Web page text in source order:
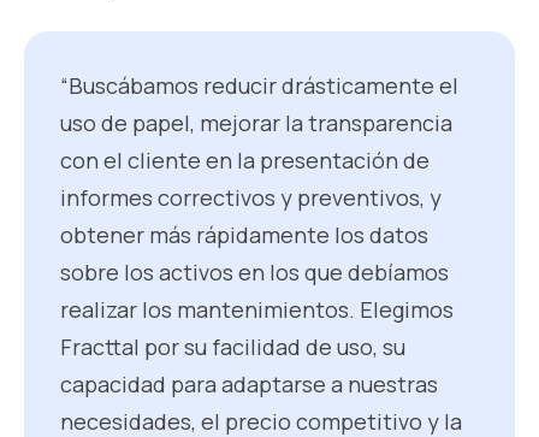
“Buscábamos reducir drásticamente el
uso de papel, mejorar la transparencia
con el cliente en la presentación de
informes correctivos y preventivos, y
obtener más rápidamente los datos
sobre los activos en los que debíamos
realizar los mantenimientos. Elegimos
Fracttal por su facilidad de uso, su
capacidad para adaptarse a nuestras
necesidades, el precio competitivo y la